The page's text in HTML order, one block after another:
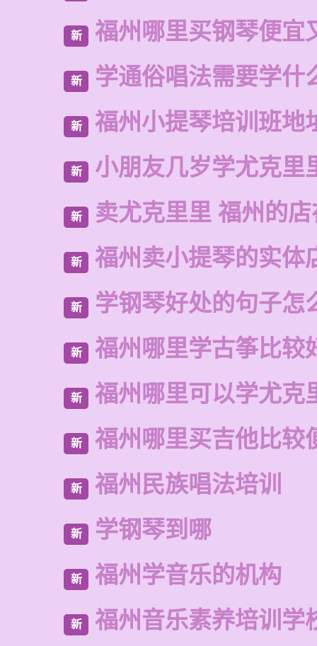
新 福州哪里买钢琴便宜
新 学通俗唱法需要学什
新 福州小提琴培训班地
新 小朋友几岁学尤克里
新 卖尤克里里 福州的
新 福州卖小提琴的实体
新 学钢琴好处的句子怎
新 福州哪里学古筝比较
新 福州哪里可以学尤克
新 福州哪里买吉他比较
新 福州民族唱法培训
新 学钢琴到哪
新 福州学音乐的机构
新 福州音乐素养培训学